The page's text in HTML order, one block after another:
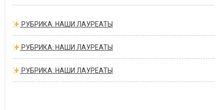
РУБРИКА: НАШИ ЛАУРЕАТЫ
РУБРИКА: НАШИ ЛАУРЕАТЫ
РУБРИКА: НАШИ ЛАУРЕАТЫ